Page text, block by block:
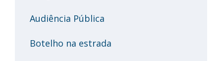
Audiência Pública
Botelho na estrada